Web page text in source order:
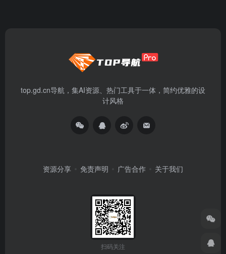
top.gd.cn导航，集AI资源、热门工具于一体，简约优雅的设
计风格
资源分享 免责声明 广告合作 关于我们
扫码关注